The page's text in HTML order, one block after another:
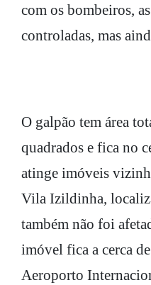
com os bombeiros,
controladas, mas
O galpão tem área
quadrados e fica no
atinge imóveis
Vila Izildinha,
também não foi
imóvel fica a cerca
Aeroporto